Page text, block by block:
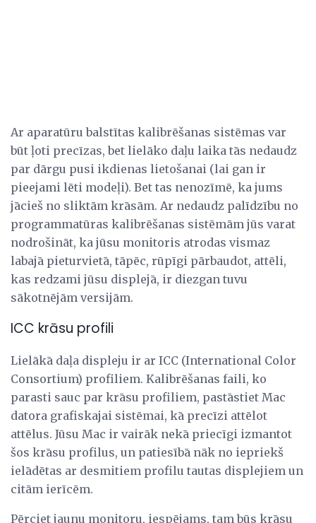
Ar aparatūru balstītas kalibrēšanas sistēmas var
būt ļoti precīzas, bet lielāko daļu laika tās nedaudz
par dārgu pusi ikdienas lietošanai (lai gan ir
pieejami lēti modeļi). Bet tas nenozīmē, ka jums
jācieš no sliktām krāsām. Ar nedaudz palīdzību no
programmatūras kalibrēšanas sistēmām jūs varat
nodrošināt, ka jūsu monitoris atrodas vismaz
labajā pieturvietā, tāpēc, rūpīgi pārbaudot, attēli,
kas redzami jūsu displejā, ir diezgan tuvu
sākotnējām versijām.
ICC krāsu profili
Lielākā daļa displeju ir ar ICC (International Color
Consortium) profiliem. Kalibrēšanas faili, ko
parasti sauc par krāsu profiliem, pastāstiet Mac
datora grafiskajai sistēmai, kā precīzi attēlot
attēlus. Jūsu Mac ir vairāk nekā priecīgi izmantot
šos krāsu profilus, un patiesībā nāk no iepriekš
ielādētas ar desmitiem profilu tautas displejiem un
citām ierīcēm.
Pērciet jaunu monitoru, iespējams, tam būs krāsu